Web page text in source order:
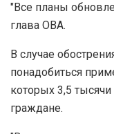
"Все планы
глава ОВА.
В случае
понадобиться
которых 3,5
граждане.